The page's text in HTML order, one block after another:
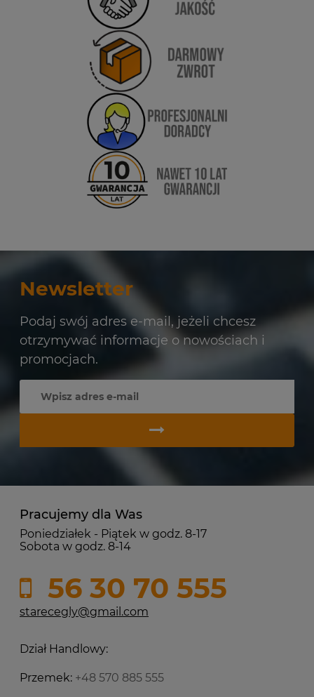
Newsletter
Podaj swój adres e-mail, jeżeli chcesz
otrzymywać informacje o nowościach i
promocjach.
Pracujemy dla Was
Poniedziałek - Piątek w godz. 8-17
Sobota w godz. 8-14
56 30 70 555
starecegly@gmail.com
Dział Handlowy:
Przemek: +48 570 885 555